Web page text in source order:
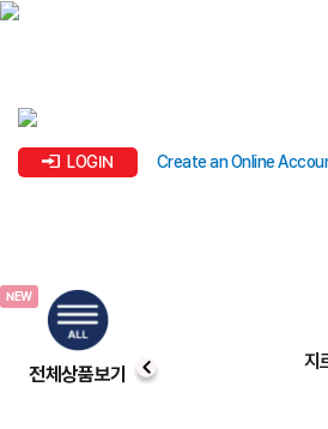
LOGIN Create an Online
전체상품보기
지